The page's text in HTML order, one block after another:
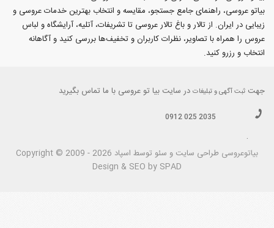
بیاتو عروسی، راهنمای جامع جستجو، مقایسه و انتخاب بهترین خدمات عروسی و
زیبایی در ایران. از تالار و باغ تالار عروسی تا تشریفات، آتلیه، آرایشگاه و لباس
عروس را همراه با تصاویر، نظرات کاربران و تخفیف‌ها بررسی کنید و آگاهانه
انتخاب و رزرو کنید.
جهت ثبت آگهی و تبلیغات در سایت بیا تو عروسی با ما تماس بگیرید
0912 025 2035
.
بیاتوعروسی Copyright © 2009 - 2026 طراحی سايت و سئو توسط اسپاد
Design & SEO by SPAD